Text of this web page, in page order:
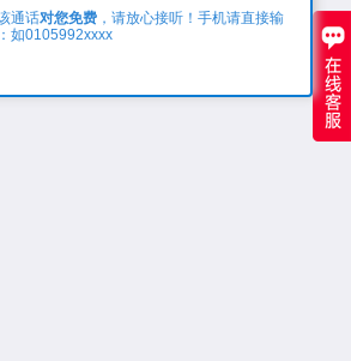
通话对您免费，请放心接听！手机请直接输
如0105992xxxx